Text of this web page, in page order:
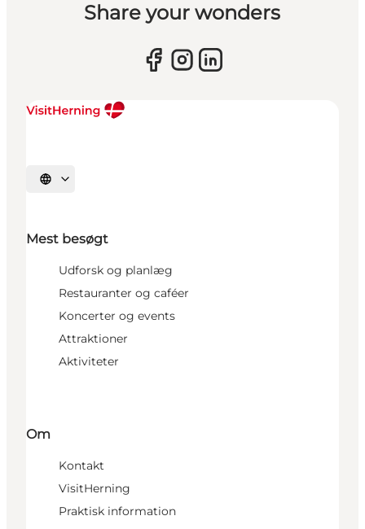
Share your wonders
Vælg sprog
Mest besøgt
Udforsk og planlæg
Restauranter og caféer
Koncerter og events
Attraktioner
Aktiviteter
Om
Kontakt
VisitHerning
Praktisk information